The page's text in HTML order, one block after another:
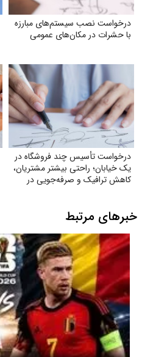
درخواست نصب سیستم‌های مبارزه
با حشرات در مکان‌های عمومی
درخواست تأسیس چند فروشگاه در
یک خیابان؛ راحتی بیشتر مشتریان،
کاهش ترافیک و صرفه‌جویی در
خبرهای مرتبط